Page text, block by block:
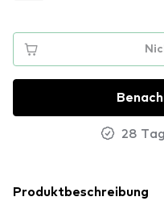
28
Produktbeschreibung